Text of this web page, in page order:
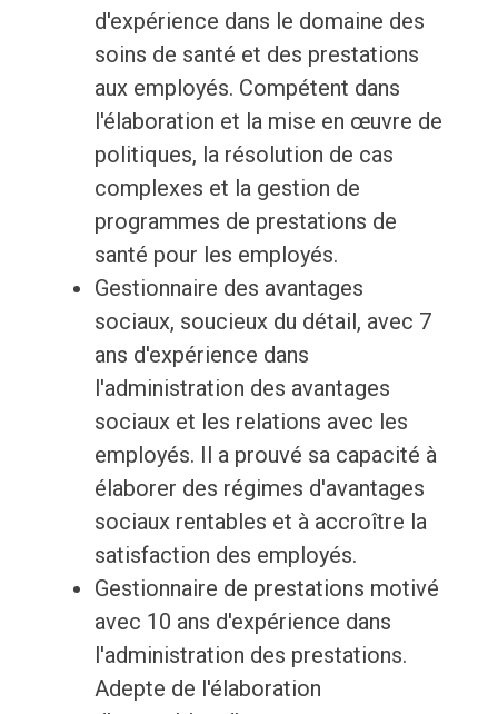
d'expérience dans le domaine des
soins de santé et des prestations
aux employés. Compétent dans
l'élaboration et la mise en œuvre de
politiques, la résolution de cas
complexes et la gestion de
programmes de prestations de
santé pour les employés.
Gestionnaire des avantages
sociaux, soucieux du détail, avec 7
ans d'expérience dans
l'administration des avantages
sociaux et les relations avec les
employés. Il a prouvé sa capacité à
élaborer des régimes d'avantages
sociaux rentables et à accroître la
satisfaction des employés.
Gestionnaire de prestations motivé
avec 10 ans d'expérience dans
l'administration des prestations.
Adepte de l'élaboration